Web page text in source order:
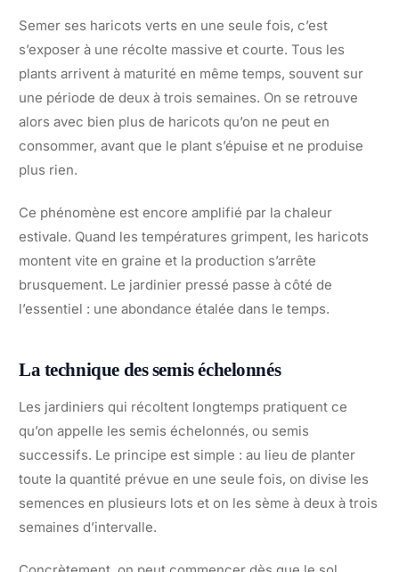
Semer ses haricots verts en une seule fois, c’est
s’exposer à une récolte massive et courte. Tous les
plants arrivent à maturité en même temps, souvent sur
une période de deux à trois semaines. On se retrouve
alors avec bien plus de haricots qu’on ne peut en
consommer, avant que le plant s’épuise et ne produise
plus rien.
Ce phénomène est encore amplifié par la chaleur
estivale. Quand les températures grimpent, les haricots
montent vite en graine et la production s’arrête
brusquement. Le jardinier pressé passe à côté de
l’essentiel : une abondance étalée dans le temps.
La technique des semis échelonnés
Les jardiniers qui récoltent longtemps pratiquent ce
qu’on appelle les semis échelonnés, ou semis
successifs. Le principe est simple : au lieu de planter
toute la quantité prévue en une seule fois, on divise les
semences en plusieurs lots et on les sème à deux à trois
semaines d’intervalle.